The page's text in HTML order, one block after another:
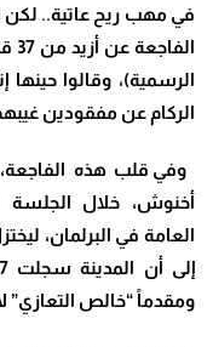
في مهب ريح عاتية.. لكن
الرسمية)، وقالوا حينها
الركام عن مفقودين
وفي قلب هذه
أخنوش، خلال
العامة في البرلمان،
ومقدماً “خالص التعازي”